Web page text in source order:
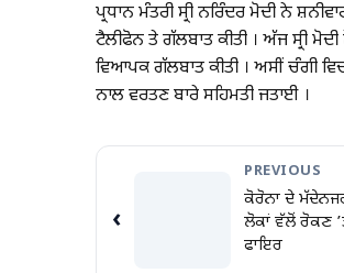
ਪ੍ਰਧਾਨ ਮੰਤਰੀ ਸ੍ਰੀ ਨਰਿੰਦਰ ਮੋਦੀ ਨੇ
ਟੈਲੀਫੋਨ ਤੇ ਗੱਲਬਾਤ ਕੀਤੀ । ਅੱਜ ਸ੍ਰੀ
ਵਿਆਪਕ ਗੱਲਬਾਤ ਕੀਤੀ । ਅਸੀਂ ਚੰਗੀ
ਨਾਲ ਵਰਤਣ ਬਾਰੇ ਸਹਿਮਤੀ ਜਤਾਈ ।
‹
PREVIOUS
ਕੋਰੋਨਾ ਦੇ
ਲੋਕਾਂ ਵੱਲੋਂ ਰੋਕਣ
ਫਾਇਰ